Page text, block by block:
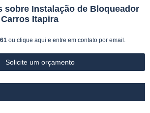
sobre Instalação de Bloqueador
Itapira
ou clique aqui e entre em contato por email.
Solicite um orçamento